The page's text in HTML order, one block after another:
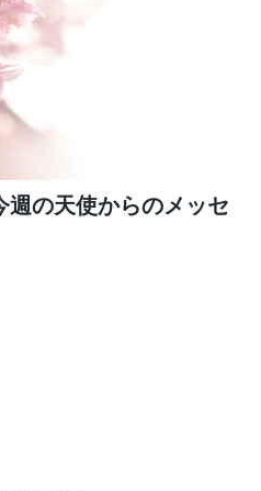
週の天使からのメッセ